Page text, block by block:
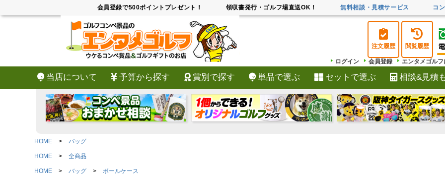
会員登録で500ポイントプレゼント！ 領収書発行・ゴルフ場直送OK！ 無料相談・見積サービス コ
注文履歴 閲覧履歴
ログイン 会員登録 エンタメゴル
当店について 予算から探す 賞別で探す 単品で選ぶ セットで選ぶ 相談&見積
検索
HOME バッグ
HOME 全商品
HOME バッグ ボールケース